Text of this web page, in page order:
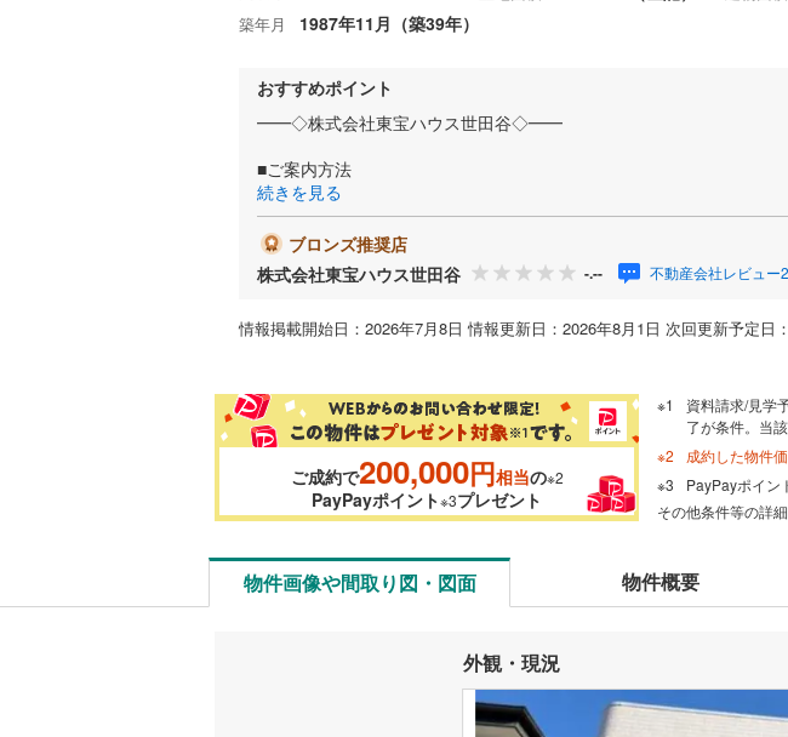
築年月 1987年11月（築39年）
おすすめポイント
━━◇株式会社東宝ハウス世田谷◇━━
■ご案内方法
続きを見る
ブロンズ推奨店
株式会社東宝ハウス世田谷
-.-- 不動産会社レビュー
情報掲載開始日：2026年7月8日 情報更新日：2026年8月1日 次回更新予定日
ご成約で200,000円相当の※2
PayPayポイント※3プレゼント
資料請求/見学
了が条件。当
成約した物件
PayPayポイン
その他条件等の詳
物件画像や間取り図・図面 物件概要
外観・現況